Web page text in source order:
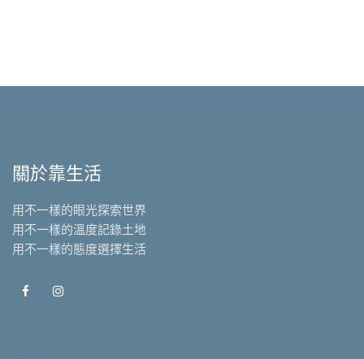
關於靠生活
用不一樣的眼光探索世界
用不一樣的溫度記錄土地
用不一樣的態度選擇生活